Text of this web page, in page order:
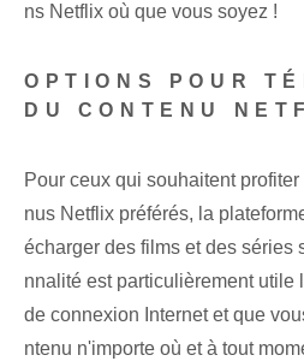
ns Netflix où que vous soyez !
OPTIONS POUR
DU CONTENU
Pour ceux qui souhaitent
nus Netflix préférés, la
écharger des films et des séries
nnalité est particulièrement utile
de connexion Internet et que
ntenu n'importe où et à tout